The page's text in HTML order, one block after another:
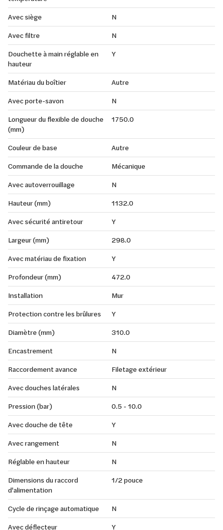
Avec siège
N
Avec filtre
N
Douchette à main réglable en
hauteur
Y
Matériau du boîtier
Autre
Avec porte-savon
N
Longueur du flexible de douche
(mm)
1750.0
Couleur de base
Autre
Commande de la douche
Mécanique
Avec autoverrouillage
N
Hauteur (mm)
1132.0
Avec sécurité antiretour
Y
Largeur (mm)
298.0
Avec matériau de fixation
Y
Profondeur (mm)
472.0
Installation
Mur
Protection contre les brûlures
Y
Diamètre (mm)
310.0
Encastrement
N
Raccordement avance
Filetage extérieur
Avec douches latérales
N
Pression (bar)
0.5 - 10.0
Avec douche de tête
Y
Avec rangement
N
Réglable en hauteur
N
Dimensions du raccord
d'alimentation
1/2 pouce
Cycle de rinçage automatique
N
Avec déflecteur
Y